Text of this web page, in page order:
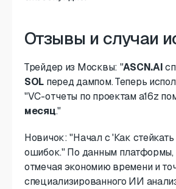
Отзывы и случаи
Трейдер из Москвы: "ASCN.AI
SOL перед дампом. Теперь
"VC-отчеты по проектам a16z
месяц."
Новичок: "Начал с 'Как
ошибок." По данным платформы,
отмечая экономию времени и
специализированного ИИ